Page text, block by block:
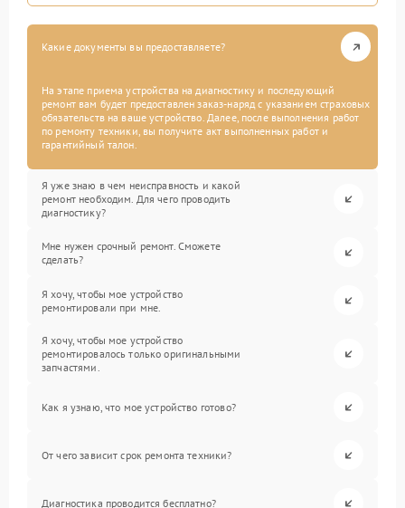
Какие документы вы предоставляете?
На этапе приема устройства на диагностику и последующий
ремонт вам будет предоставлен заказ-наряд с указанием страховых
обязательств на ваше устройство. Далее, после выполнения работ
по ремонту техники, вы получите акт выполненных работ и
гарантийный талон.
Я уже знаю в чем неисправность и какой
ремонт необходим. Для чего проводить
диагностику?
Мне нужен срочный ремонт. Сможете
сделать?
Я хочу, чтобы мое устройство
ремонтировали при мне.
Я хочу, чтобы мое устройство
ремонтировалось только оригинальными
запчастями.
Как я узнаю, что мое устройство готово?
От чего зависит срок ремонта техники?
Диагностика проводится бесплатно?